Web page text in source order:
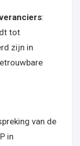
:
tot
zijn in
van de
in